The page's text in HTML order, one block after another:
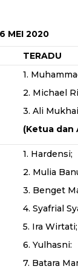
6 MEI 2020
TERADU
1.
2. Michael
3. Ali
(Ketua dan
1. Hardensi;
2. Mulia
3. Benget
4. Syafrial
5. Ira Wirtati;
6. Yulhasni:
7. Batara